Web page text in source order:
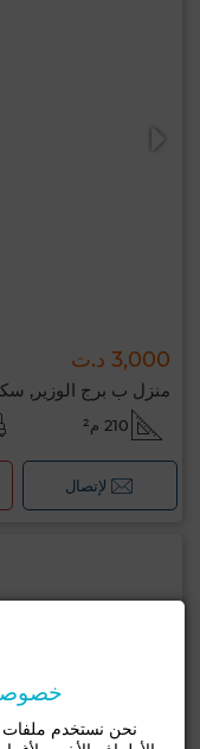
3,000 د.ت
منزل ب برج الوزير,
210 م²
لإتصال
نحن نستخدم ملفات